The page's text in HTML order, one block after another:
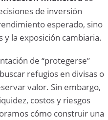
de inversión
esperado, sino
y la exposición cambiaria.
de “protegerse”
refugios en divisas o
valor. Sin embargo,
costos y riesgos
cómo construir una